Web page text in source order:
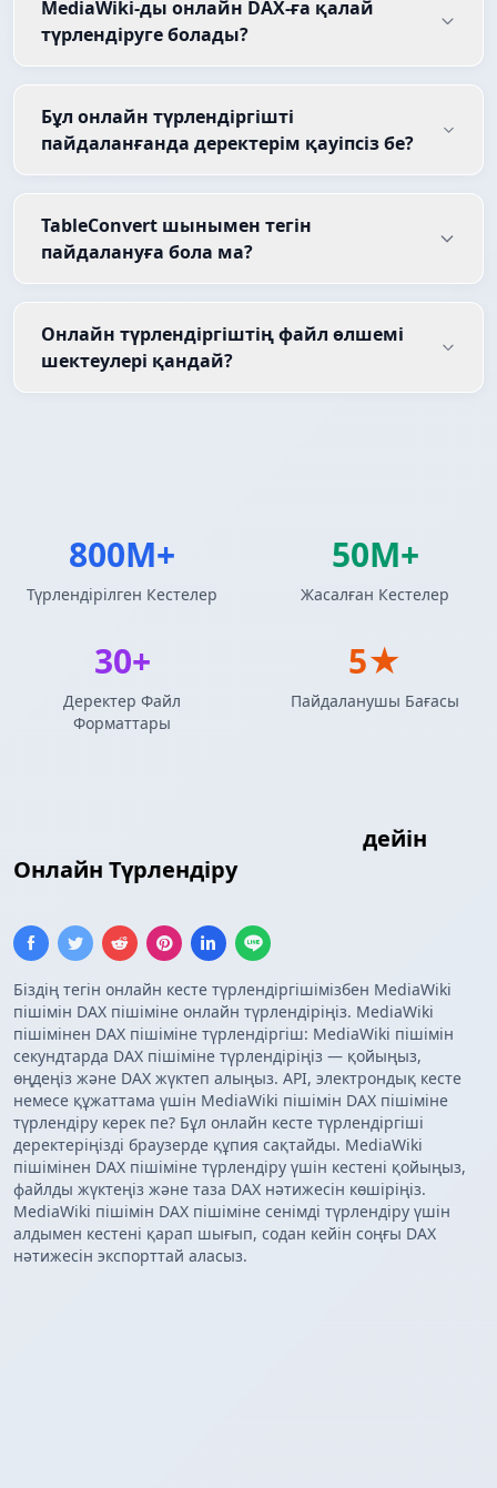
дейін
Онлайн Түрлендіру
Біздің тегін онлайн кесте түрлендіргішімізбен MediaWiki
пішімін DAX пішіміне онлайн түрлендіріңіз. MediaWiki
пішімінен DAX пішіміне түрлендіргіш: MediaWiki пішімін
секундтарда DAX пішіміне түрлендіріңіз — қойыңыз,
өңдеңіз және DAX жүктеп алыңыз. API, электрондық кесте
немесе құжаттама үшін MediaWiki пішімін DAX пішіміне
түрлендіру керек пе? Бұл онлайн кесте түрлендіргіші
деректеріңізді браузерде құпия сақтайды. MediaWiki
пішімінен DAX пішіміне түрлендіру үшін кестені қойыңыз,
файлды жүктеңіз және таза DAX нәтижесін көшіріңіз.
MediaWiki пішімін DAX пішіміне сенімді түрлендіру үшін
алдымен кестені қарап шығып, содан кейін соңғы DAX
нәтижесін экспорттай аласыз.
MediaWiki-ды онлайн DAX-ға қалай
түрлендіруге болады?
Бұл онлайн түрлендіргішті
пайдаланғанда деректерім қауіпсіз бе?
TableConvert шынымен тегін
пайдалануға бола ма?
Онлайн түрлендіргіштің файл өлшемі
шектеулері қандай?
800M+
Түрлендірілген Кестелер
50M+
Жасалған Кестелер
30+
Деректер Файл
Форматтары
5★
Пайдаланушы Бағасы